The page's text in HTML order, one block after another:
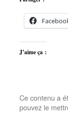
J’aime ça :
Ce contenu a
pouvez le